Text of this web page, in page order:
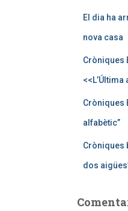
El dia ha
nova casa
Cròniques
Cròniques
alfabètic”
Cròniques
dos